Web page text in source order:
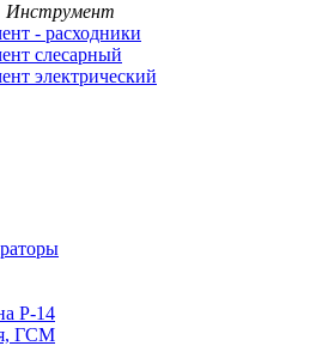
Инструмент
- расходники
слесарный
электрический
Р-14
ГСМ